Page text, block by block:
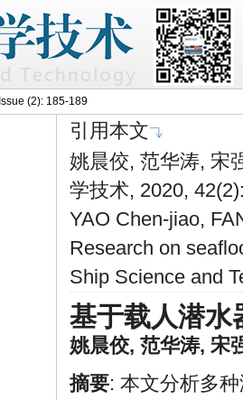
Issue (2): 185-189
引用本文
姚晨佼, 范华涛, 宋
学技术, 2020,
YAO Chen-jiao,
Research on
Ship Science and
基于载人潜水
姚晨佼, 范华涛, 宋
摘要: 本文分析多